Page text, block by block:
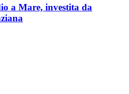
a Mare, investita da